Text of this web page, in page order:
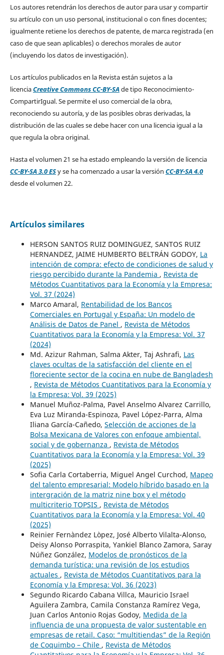
Los autores retendrán los derechos de autor para usar y compartir
su artículo con un uso personal, institucional o con fines docentes;
igualmente retiene los derechos de patente, de marca registrada (en
caso de que sean aplicables) o derechos morales de autor
(incluyendo los datos de investigación).
Los artículos publicados en la Revista están sujetos a la
licenciaCreative Commons CC-BY-SAde tipo Reconocimiento-
CompartirIgual. Se permite el uso comercial de la obra,
reconociendo su autoría, y de las posibles obras derivadas, la
distribución de las cuales se debe hacer con una licencia igual a la
que regula la obra original.
Hasta el volumen 21 se ha estado empleando la versión de licencia
CC-BY-SA 3.0 ESy se ha comenzado a usar la versión CC-BY-SA 4.0
desde el volumen 22.
Artículos similares
HERSON SANTOS RUIZ DOMINGUEZ, SANTOS RUIZ
HERNANDEZ, JAIME HUMBERTO BELTRÁN GODOY, La
intención de compra: efecto de condiciones de salud y
riesgo percibido durante la Pandemia , Revista de
Métodos Cuantitativos para la Economía y la Empresa:
Vol. 37 (2024)
Marco Amaral, Rentabilidad de los Bancos
Comerciales en Portugal y España: Un modelo de
Análisis de Datos de Panel , Revista de Métodos
Cuantitativos para la Economía y la Empresa: Vol. 37
(2024)
Md. Azizur Rahman, Salma Akter, Taj Ashrafi, Las
claves ocultas de la satisfacción del cliente en el
floreciente sector de la cocina en nube de Bangladesh
, Revista de Métodos Cuantitativos para la Economía y
la Empresa: Vol. 39 (2025)
Manuel Muñoz-Palma, Pavel Anselmo Alvarez Carrillo,
Eva Luz Miranda-Espinoza, Pavel López-Parra, Alma
Iliana García-Cañedo, Selección de acciones de la
Bolsa Mexicana de Valores con enfoque ambiental,
social y de gobernanza , Revista de Métodos
Cuantitativos para la Economía y la Empresa: Vol. 39
(2025)
Sofia Carla Cortaberria, Miguel Angel Curchod, Mapeo
del talento empresarial: Modelo híbrido basado en la
intergración de la matriz nine box y el método
multicriterio TOPSIS , Revista de Métodos
Cuantitativos para la Economía y la Empresa: Vol. 40
(2025)
Reinier Fernàndez Lòpez, José Alberto Vilalta-Alonso,
Deisy Alonso Porraspita, Yankiel Blanco Zamora, Saray
Núñez González, Modelos de pronósticos de la
demanda turística: una revisión de los estudios
actuales , Revista de Métodos Cuantitativos para la
Economía y la Empresa: Vol. 36 (2023)
Segundo Ricardo Cabana Villca, Mauricio Israel
Aguilera Zambra, Camila Constanza Ramírez Vega,
Juan Carlos Antonio Rojas Godoy, Medida de la
influencia de una propuesta de valor sustentable en
empresas de retail. Caso: “multitiendas” de la Región
de Coquimbo – Chile , Revista de Métodos